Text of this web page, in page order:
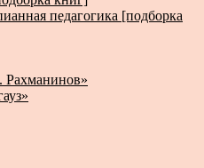
педагогика [подборка
Рахманинов»